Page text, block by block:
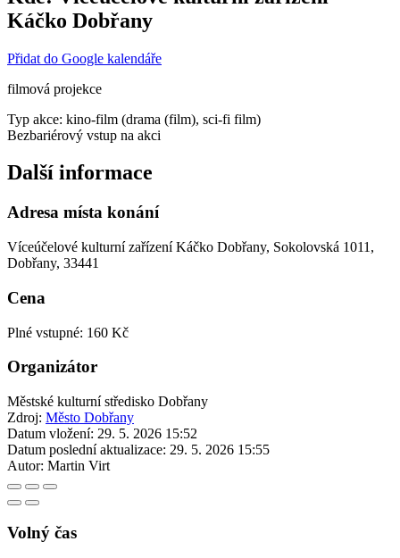
Káčko Dobřany
Přidat do Google kalendáře
filmová projekce
Typ akce: kino-film (drama (film), sci-fi film)
Bezbariérový vstup na akci
Další informace
Adresa místa konání
Víceúčelové kulturní zařízení Káčko Dobřany, Sokolovská 1011,
Dobřany, 33441
Cena
Plné vstupné: 160 Kč
Organizátor
Městské kulturní středisko Dobřany
Zdroj: Město Dobřany
Datum vložení: 29. 5. 2026 15:52
Datum poslední aktualizace: 29. 5. 2026 15:55
Autor: Martin Virt
Volný čas